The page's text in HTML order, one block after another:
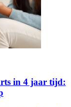
in 4 jaar tijd: